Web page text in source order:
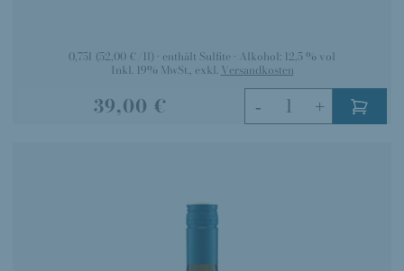
0,75l (52,00 €/1l) enthält Sulfite Alkohol: 12,5 % vol
39,00 €
Inkl. 19% MwSt., exkl. Versandkosten
- +